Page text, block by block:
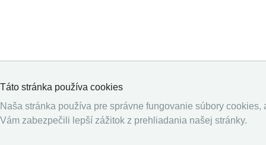
Táto stránka používa cookies
Naša stránka používa pre správne fungovanie súbory cookies,
Vám zabezpečili lepší zážitok z prehliadania našej stránky.